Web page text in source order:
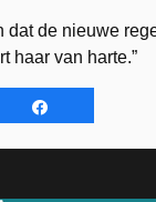
dat de nieuwe
haar van harte.”